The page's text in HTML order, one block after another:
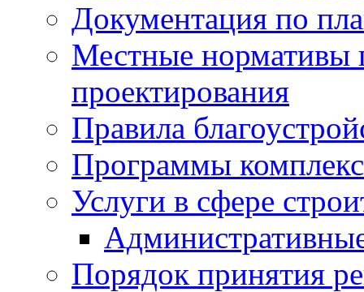
Документация по
Местные нормативы
проектирования
Правила
Программы
Услуги в сфере
Порядок принятия